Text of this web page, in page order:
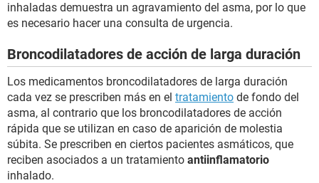
inhaladas demuestra un agravamiento del asma, por lo que
es necesario hacer una consulta de urgencia.
Broncodilatadores de acción de larga duración
Los medicamentos broncodilatadores de larga duración
cada vez se prescriben más en el tratamiento de fondo del
asma, al contrario que los broncodilatadores de acción
rápida que se utilizan en caso de aparición de molestia
súbita. Se prescriben en ciertos pacientes asmáticos, que
reciben asociados a un tratamiento antiinflamatorio
inhalado.